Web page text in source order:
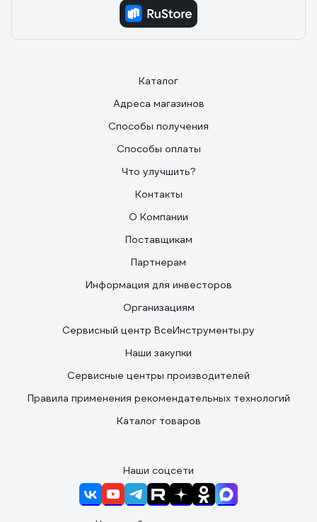
Каталог
Адреса магазинов
Способы получения
Способы оплаты
Что улучшить?
Контакты
О Компании
Поставщикам
Партнерам
Информация для инвесторов
Организациям
Сервисный центр ВсеИнструменты.ру
Наши закупки
Сервисные центры производителей
Правила применения рекомендательных технологий
Каталог товаров
Наши соцсети